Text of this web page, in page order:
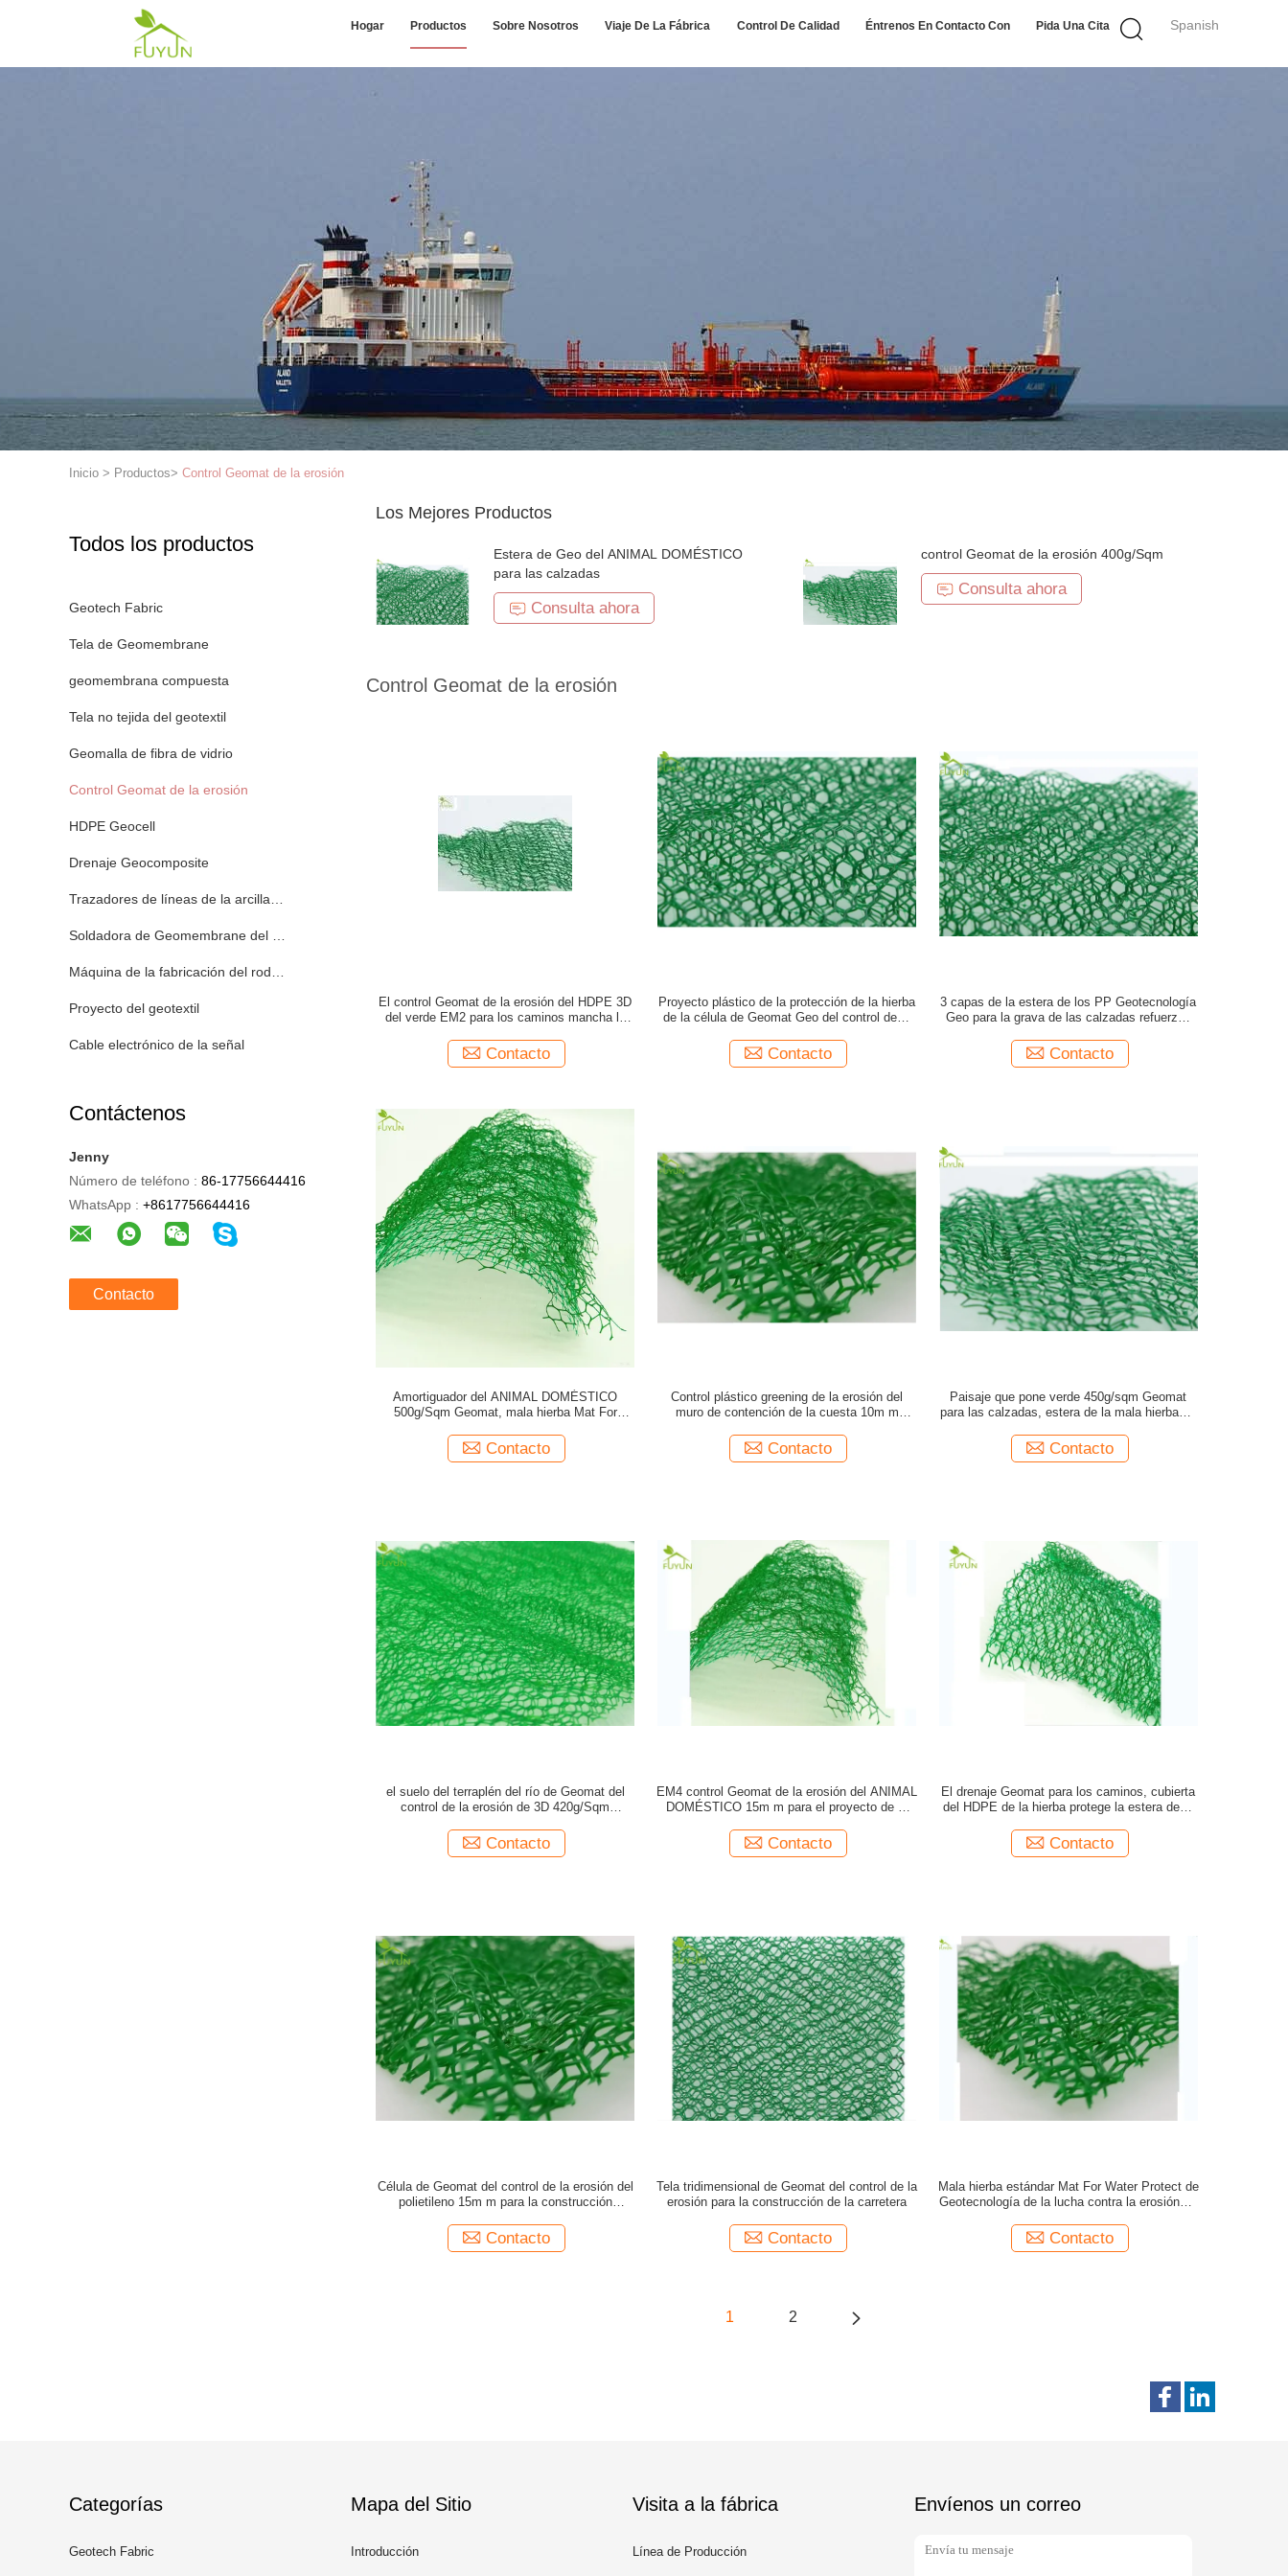
Spanish
Hogar Productos Sobre Nosotros Viaje De La Fábrica Control De Calidad Éntrenos En Contacto Con Pida Una Cita
Inicio > Productos> Control Geomat de la erosión
Todos los productos
Geotech Fabric
Tela de Geomembrane
geomembrana compuesta
Tela no tejida del geotextil
Geomalla de fibra de vidrio
Control Geomat de la erosión
HDPE Geocell
Drenaje Geocomposite
Trazadores de líneas de la arcilla de Geosynthetic
Soldadora de Geomembrane del HDPE
Máquina de la fabricación del rodillo del transportador
Proyecto del geotextil
Cable electrónico de la señal
Contáctenos
Jenny
Número de teléfono : 86-17756644416
WhatsApp : +8617756644416
Contacto
Los Mejores Productos
Estera de Geo del ANIMAL DOMÉSTICO
para las calzadas
Consulta ahora
control Geomat de la erosión 400g/Sqm
Consulta ahora
Control Geomat de la erosión
El control Geomat de la erosión del HDPE 3D
del verde EM2 para los caminos mancha la
Contacto
Proyecto plástico de la protección de la hierba
de la célula de Geomat Geo del control de la
Contacto
3 capas de la estera de los PP Geotecnología
Geo para la grava de las calzadas refuerzan
Contacto
Amortiguador del ANIMAL DOMÉSTICO
500g/Sqm Geomat, mala hierba Mat For
Contacto
Control plástico greening de la erosión del
muro de contención de la cuesta 10m m
Contacto
Paisaje que pone verde 450g/sqm Geomat
para las calzadas, estera de la mala hierba de
Contacto
el suelo del terraplén del río de Geomat del
control de la erosión de 3D 420g/Sqm
Contacto
EM4 control Geomat de la erosión del ANIMAL
DOMÉSTICO 15m m para el proyecto de la
Contacto
El drenaje Geomat para los caminos, cubierta
del HDPE de la hierba protege la estera de la
Contacto
Célula de Geomat del control de la erosión del
polietileno 15m m para la construcción
Contacto
Tela tridimensional de Geomat del control de la
erosión para la construcción de la carretera
Contacto
Mala hierba estándar Mat For Water Protect de
Geotecnología de la lucha contra la erosión de
Contacto
1 2
Categorías
Geotech Fabric
Mapa del Sitio
Introducción
Visita a la fábrica
Línea de Producción
Envíenos un correo